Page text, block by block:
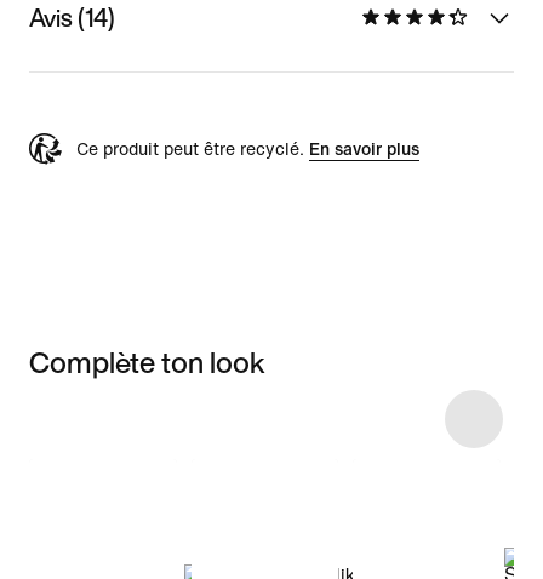
Avis (14)
Ce produit peut être recyclé. En savoir plus
Complète ton look